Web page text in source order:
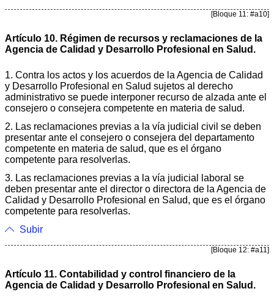
[Bloque 11: #a10]
Artículo 10. Régimen de recursos y reclamaciones de la
Agencia de Calidad y Desarrollo Profesional en Salud.
1. Contra los actos y los acuerdos de la Agencia de Calidad
y Desarrollo Profesional en Salud sujetos al derecho
administrativo se puede interponer recurso de alzada ante el
consejero o consejera competente en materia de salud.
2. Las reclamaciones previas a la vía judicial civil se deben
presentar ante el consejero o consejera del departamento
competente en materia de salud, que es el órgano
competente para resolverlas.
3. Las reclamaciones previas a la vía judicial laboral se
deben presentar ante el director o directora de la Agencia de
Calidad y Desarrollo Profesional en Salud, que es el órgano
competente para resolverlas.
Subir
[Bloque 12: #a11]
Artículo 11. Contabilidad y control financiero de la
Agencia de Calidad y Desarrollo Profesional en Salud.